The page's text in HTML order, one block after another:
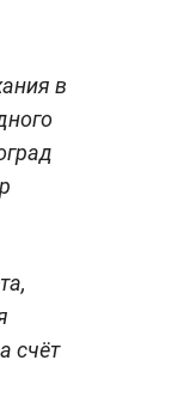
в
счёт